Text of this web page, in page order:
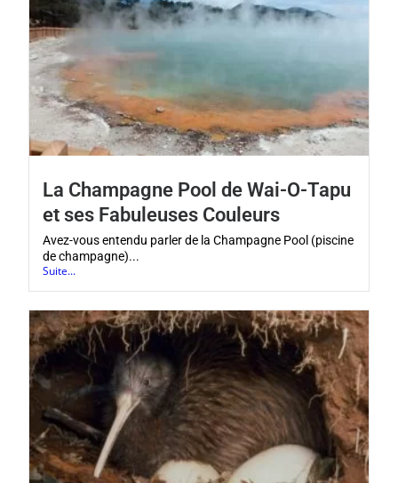
La Champagne Pool de Wai-O-Tapu
et ses Fabuleuses Couleurs
Avez-vous entendu parler de la Champagne Pool (piscine
de champagne)...
Suite...